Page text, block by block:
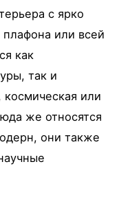
с ярко
или всей
как
так и
или
же относятся
они также